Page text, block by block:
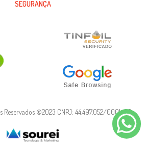
SEGURANÇA
Reservados ©2023 CNPJ: 44.497.052/0001-90